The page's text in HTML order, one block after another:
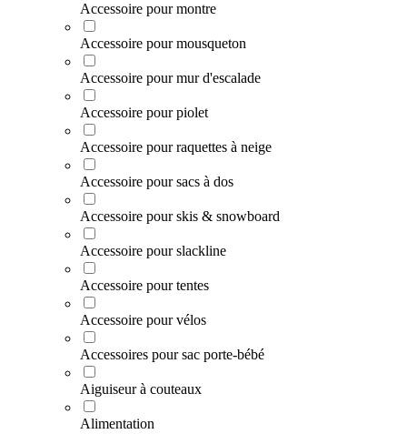
Accessoire pour montre
Accessoire pour mousqueton
Accessoire pour mur d'escalade
Accessoire pour piolet
Accessoire pour raquettes à neige
Accessoire pour sacs à dos
Accessoire pour skis & snowboard
Accessoire pour slackline
Accessoire pour tentes
Accessoire pour vélos
Accessoires pour sac porte-bébé
Aiguiseur à couteaux
Alimentation